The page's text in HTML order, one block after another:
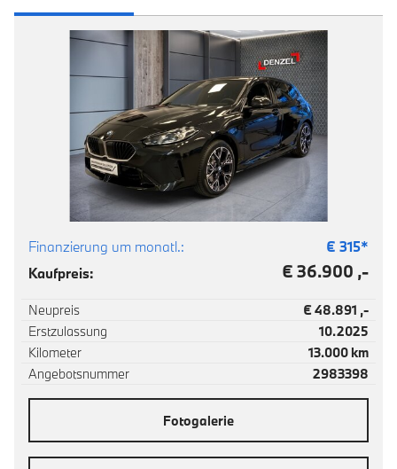
Finanzierung um monatl.: € 315*
Kaufpreis:
€ 36.900 ,-
Neupreis
€ 48.891 ,-
Erstzulassung
10.2025
Kilometer
13.000 km
Angebotsnummer
2983398
Fotogalerie